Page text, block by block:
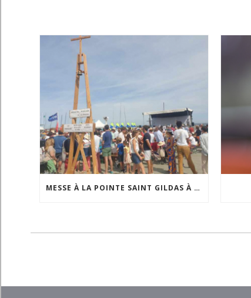
MESSE À LA POINTE SAINT GILDAS À L’OCCASION DE LA FÊTE DE LA MER